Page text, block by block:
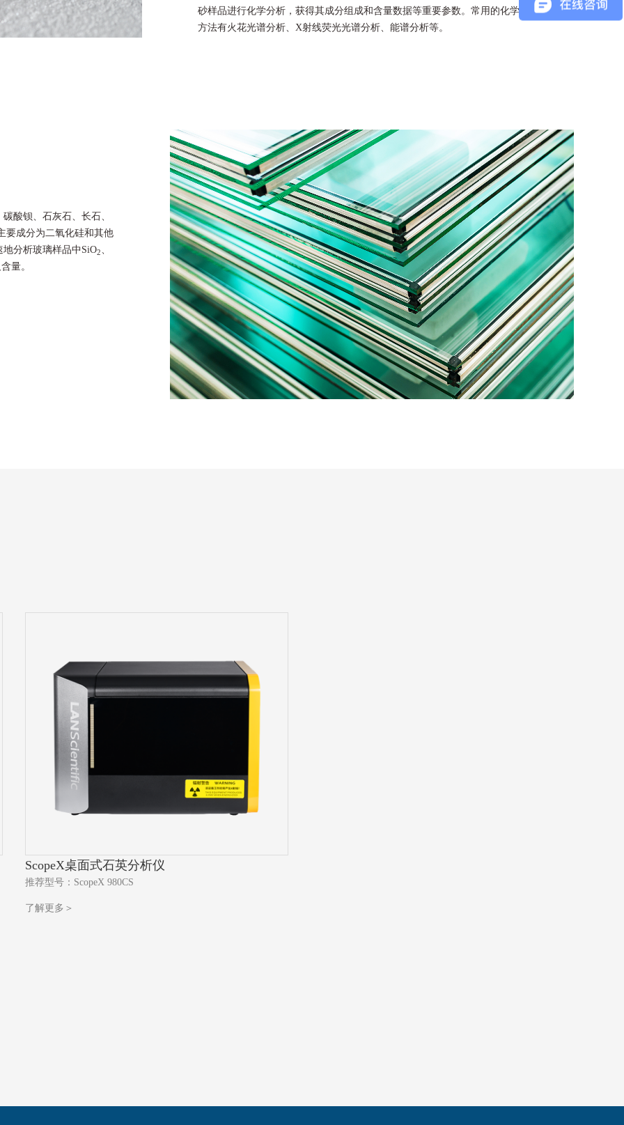
砂样品进行化学分析，获得其成分组成和含量数据等重要参数。常用的化学分析
方法有火花光谱分析、X射线荧光光谱分析、能谱分析等。
酸钡、石灰石、长石、
要成分为二氧化硅和其他
分析玻璃样品中SiO2、
量。
ScopeX桌面式石英分析仪
推荐型号：ScopeX 980CS
了解更多＞